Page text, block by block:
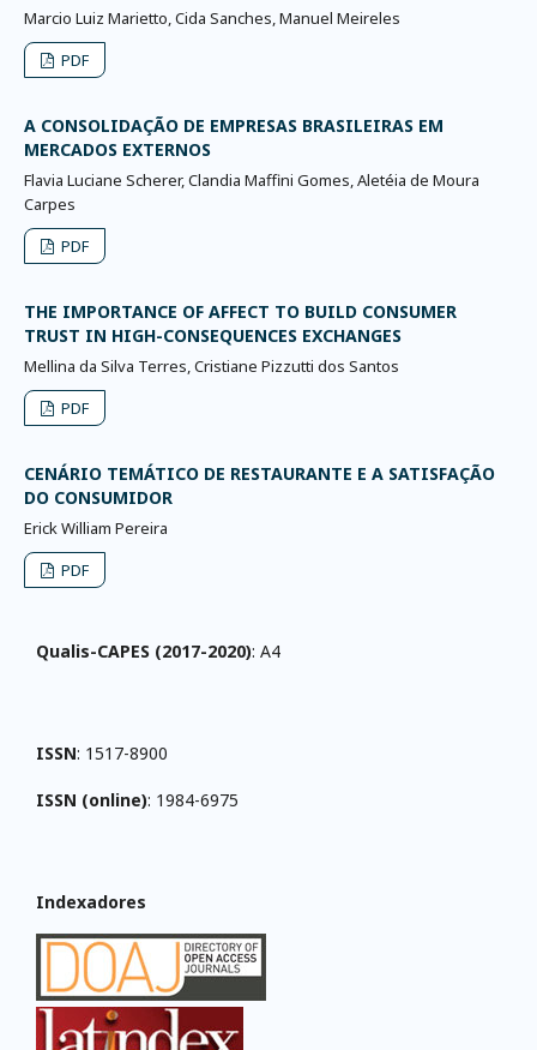
Marcio Luiz Marietto, Cida Sanches, Manuel Meireles
PDF
A CONSOLIDAÇÃO DE EMPRESAS BRASILEIRAS EM
MERCADOS EXTERNOS
Flavia Luciane Scherer, Clandia Maffini Gomes, Aletéia de Moura
Carpes
PDF
THE IMPORTANCE OF AFFECT TO BUILD CONSUMER
TRUST IN HIGH-CONSEQUENCES EXCHANGES
Mellina da Silva Terres, Cristiane Pizzutti dos Santos
PDF
CENÁRIO TEMÁTICO DE RESTAURANTE E A SATISFAÇÃO
DO CONSUMIDOR
Erick William Pereira
PDF
Qualis-CAPES (2017-2020): A4
ISSN: 1517-8900
ISSN (online): 1984-6975
Indexadores